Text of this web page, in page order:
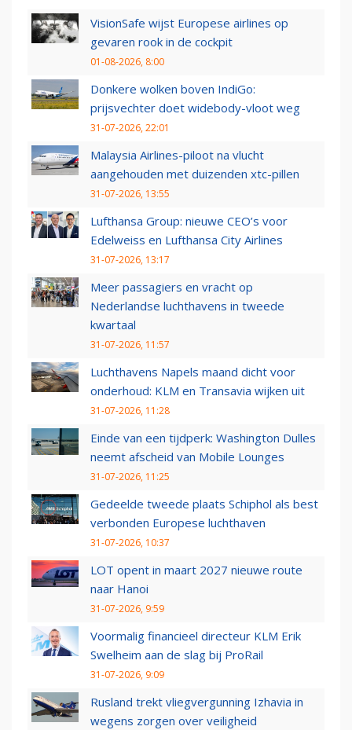
VisionSafe wijst Europese airlines op
gevaren rook in de cockpit
01-08-2026, 8:00
Donkere wolken boven IndiGo:
prijsvechter doet widebody-vloot weg
31-07-2026, 22:01
Malaysia Airlines-piloot na vlucht
aangehouden met duizenden xtc-pillen
31-07-2026, 13:55
Lufthansa Group: nieuwe CEO’s voor
Edelweiss en Lufthansa City Airlines
31-07-2026, 13:17
Meer passagiers en vracht op
Nederlandse luchthavens in tweede
kwartaal
31-07-2026, 11:57
Luchthavens Napels maand dicht voor
onderhoud: KLM en Transavia wijken uit
31-07-2026, 11:28
Einde van een tijdperk: Washington Dulles
neemt afscheid van Mobile Lounges
31-07-2026, 11:25
Gedeelde tweede plaats Schiphol als best
verbonden Europese luchthaven
31-07-2026, 10:37
LOT opent in maart 2027 nieuwe route
naar Hanoi
31-07-2026, 9:59
Voormalig financieel directeur KLM Erik
Swelheim aan de slag bij ProRail
31-07-2026, 9:09
Rusland trekt vliegvergunning Izhavia in
wegens zorgen over veiligheid